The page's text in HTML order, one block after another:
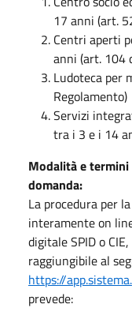
17 anni (art.
Centri aperti
anni (art. 104
Ludoteca per
Regolamento)
Servizi
tra i 3 e i 14
Modalità e
domanda:
La procedura per
interamente on
digitale SPID o
raggiungibile al
https://
prevede: